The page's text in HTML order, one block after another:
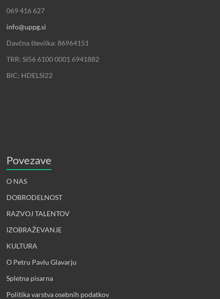
069 416 627
info@uppg.si
Davčna številka: 86964151
TRR: SI56 6100 0001 6941882
BIC: HDELSI22
Povezave
O NAS
DOBRODELNOST
RAZVOJ TALENTOV
IZOBRAŽEVANJE
KULTURA
O Petru Pavlu Glavarju
Spletna pisarna
Politika varstva osebnih podatkov